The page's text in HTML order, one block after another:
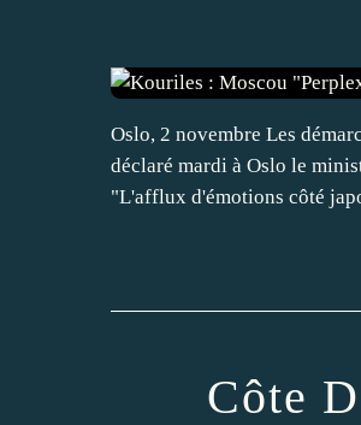
Oslo, 2 novembre Les
déclaré mardi à Oslo le
"L'afflux d'émotions côté
Côte